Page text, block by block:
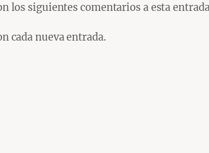
los siguientes comentarios a esta
cada nueva entrada.